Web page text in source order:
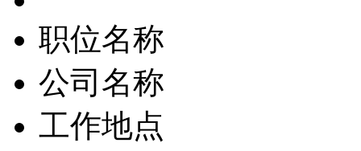
职位名称
公司名称
工作地点